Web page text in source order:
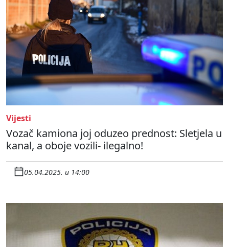
Vijesti
Vozač kamiona joj oduzeo prednost: Sletjela u
kanal, a oboje vozili- ilegalno!
05.04.2025. u 14:00